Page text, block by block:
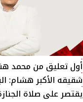
أول تعليق من محمد
شقيقه الأكبر هشام:
يقتصر على صلاة